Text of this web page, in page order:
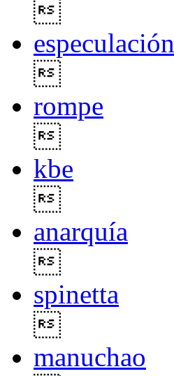
especulación
rompe
kbe
anarquía
spinetta
manuchao